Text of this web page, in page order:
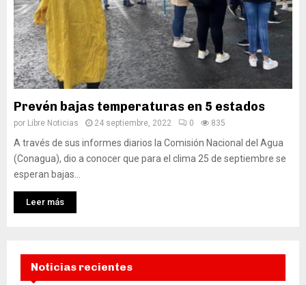
Prevén bajas temperaturas en 5 estados
por Libre Noticias 24 septiembre, 2022 0 835
A través de sus informes diarios la Comisión Nacional del Agua
(Conagua), dio a conocer que para el clima 25 de septiembre se
esperan bajas...
Leer más
Noticias recientes